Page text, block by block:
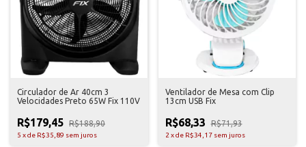
Circulador de Ar 40cm 3
Velocidades Preto 65W Fix 110V
R$179,45 R$188,90
5 xde R$35,89 sem juros
Ventilador de Mesa com Clip
13cm USB Fix
R$68,33 R$71,93
2 xde R$34,17 sem juros